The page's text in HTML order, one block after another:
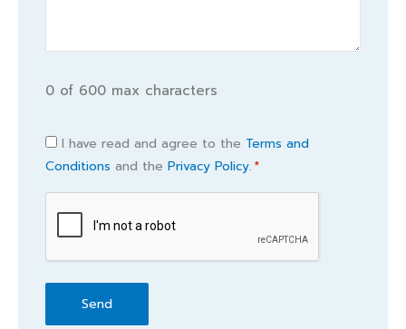
0 of 600 max characters
Consent
*
I have read and agree to the Terms and
Conditions and the Privacy Policy. *